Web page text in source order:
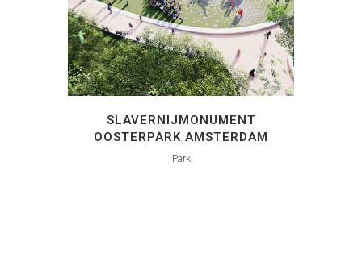
SLAVERNIJMONUMENT
OOSTERPARK AMSTERDAM
Park